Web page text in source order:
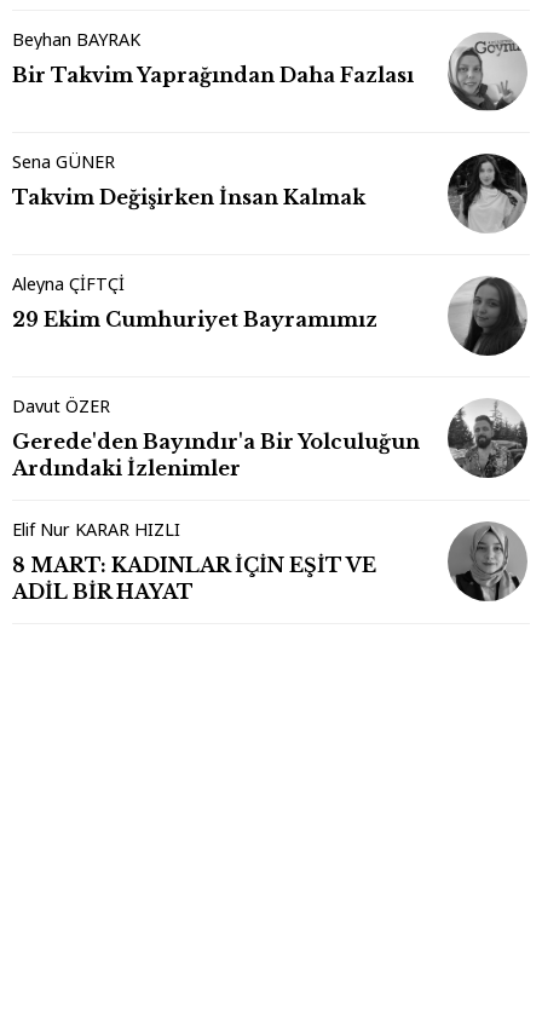
Beyhan BAYRAK
Bir Takvim Yaprağından Daha Fazlası
Sena GÜNER
Takvim Değişirken İnsan Kalmak
Aleyna ÇİFTÇİ
29 Ekim Cumhuriyet Bayramımız
Davut ÖZER
Gerede'den Bayındır'a Bir Yolculuğun
Ardındaki İzlenimler
Elif Nur KARAR HIZLI
8 MART: KADINLAR İÇİN EŞİT VE
ADİL BİR HAYAT